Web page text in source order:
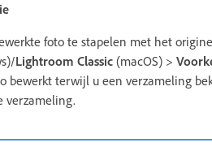
foto te stapelen met het
Lightroom Classic (macOS) >
bewerkt terwijl u een verzameling
verzameling.